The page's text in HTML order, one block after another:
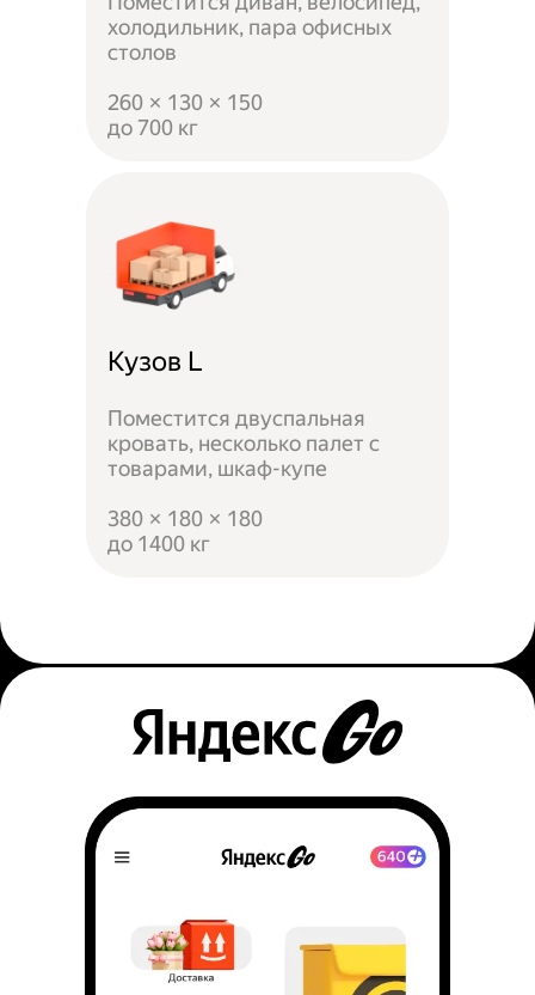
холодильник, пара офисных
столов
260 × 130 × 150
до 700 кг
Кузов L
Поместится двуспальная
кровать, несколько палет с
товарами, шкаф-купе
380 × 180 × 180
до 1400 кг